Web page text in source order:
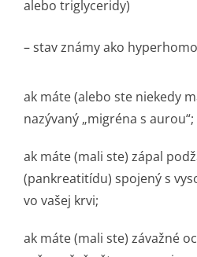
alebo triglyceridy)
– stav známy ako
ak máte (alebo ste niekedy
nazývaný „migréna s aurou“;
ak máte (mali ste) zápal
(pankreatitídu) spojený s
vo vašej krvi;
ak máte (mali ste) závažné